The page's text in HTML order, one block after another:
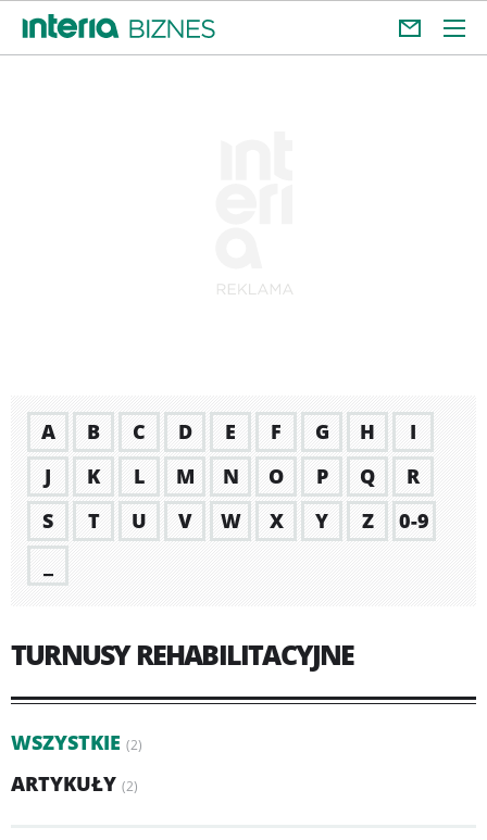
A B C D E F G H
I
J
K L M N O P Q
R
S
T U V W X Y Z
0-9
TURNUSY REHABILITACYJNE
WSZYSTKIE (2)
ARTYKUŁY (2)